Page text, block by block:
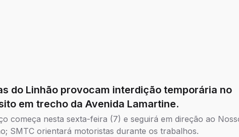
do Linhão provocam interdição temporária no
em trecho da Avenida Lamartine.
começa nesta sexta-feira (7) e seguirá em direção ao
SMTC orientará motoristas durante os trabalhos.